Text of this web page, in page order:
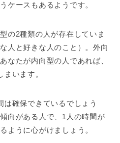
ケースもあるようです。
の2種類の人が存在していま
人と好きな人のこと）。外向
なたが内向型の人であれば、
います。
確保できているでしょう
向がある人で、1人の時間が
ように心がけましょう。